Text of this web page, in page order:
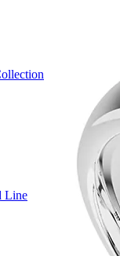
Line